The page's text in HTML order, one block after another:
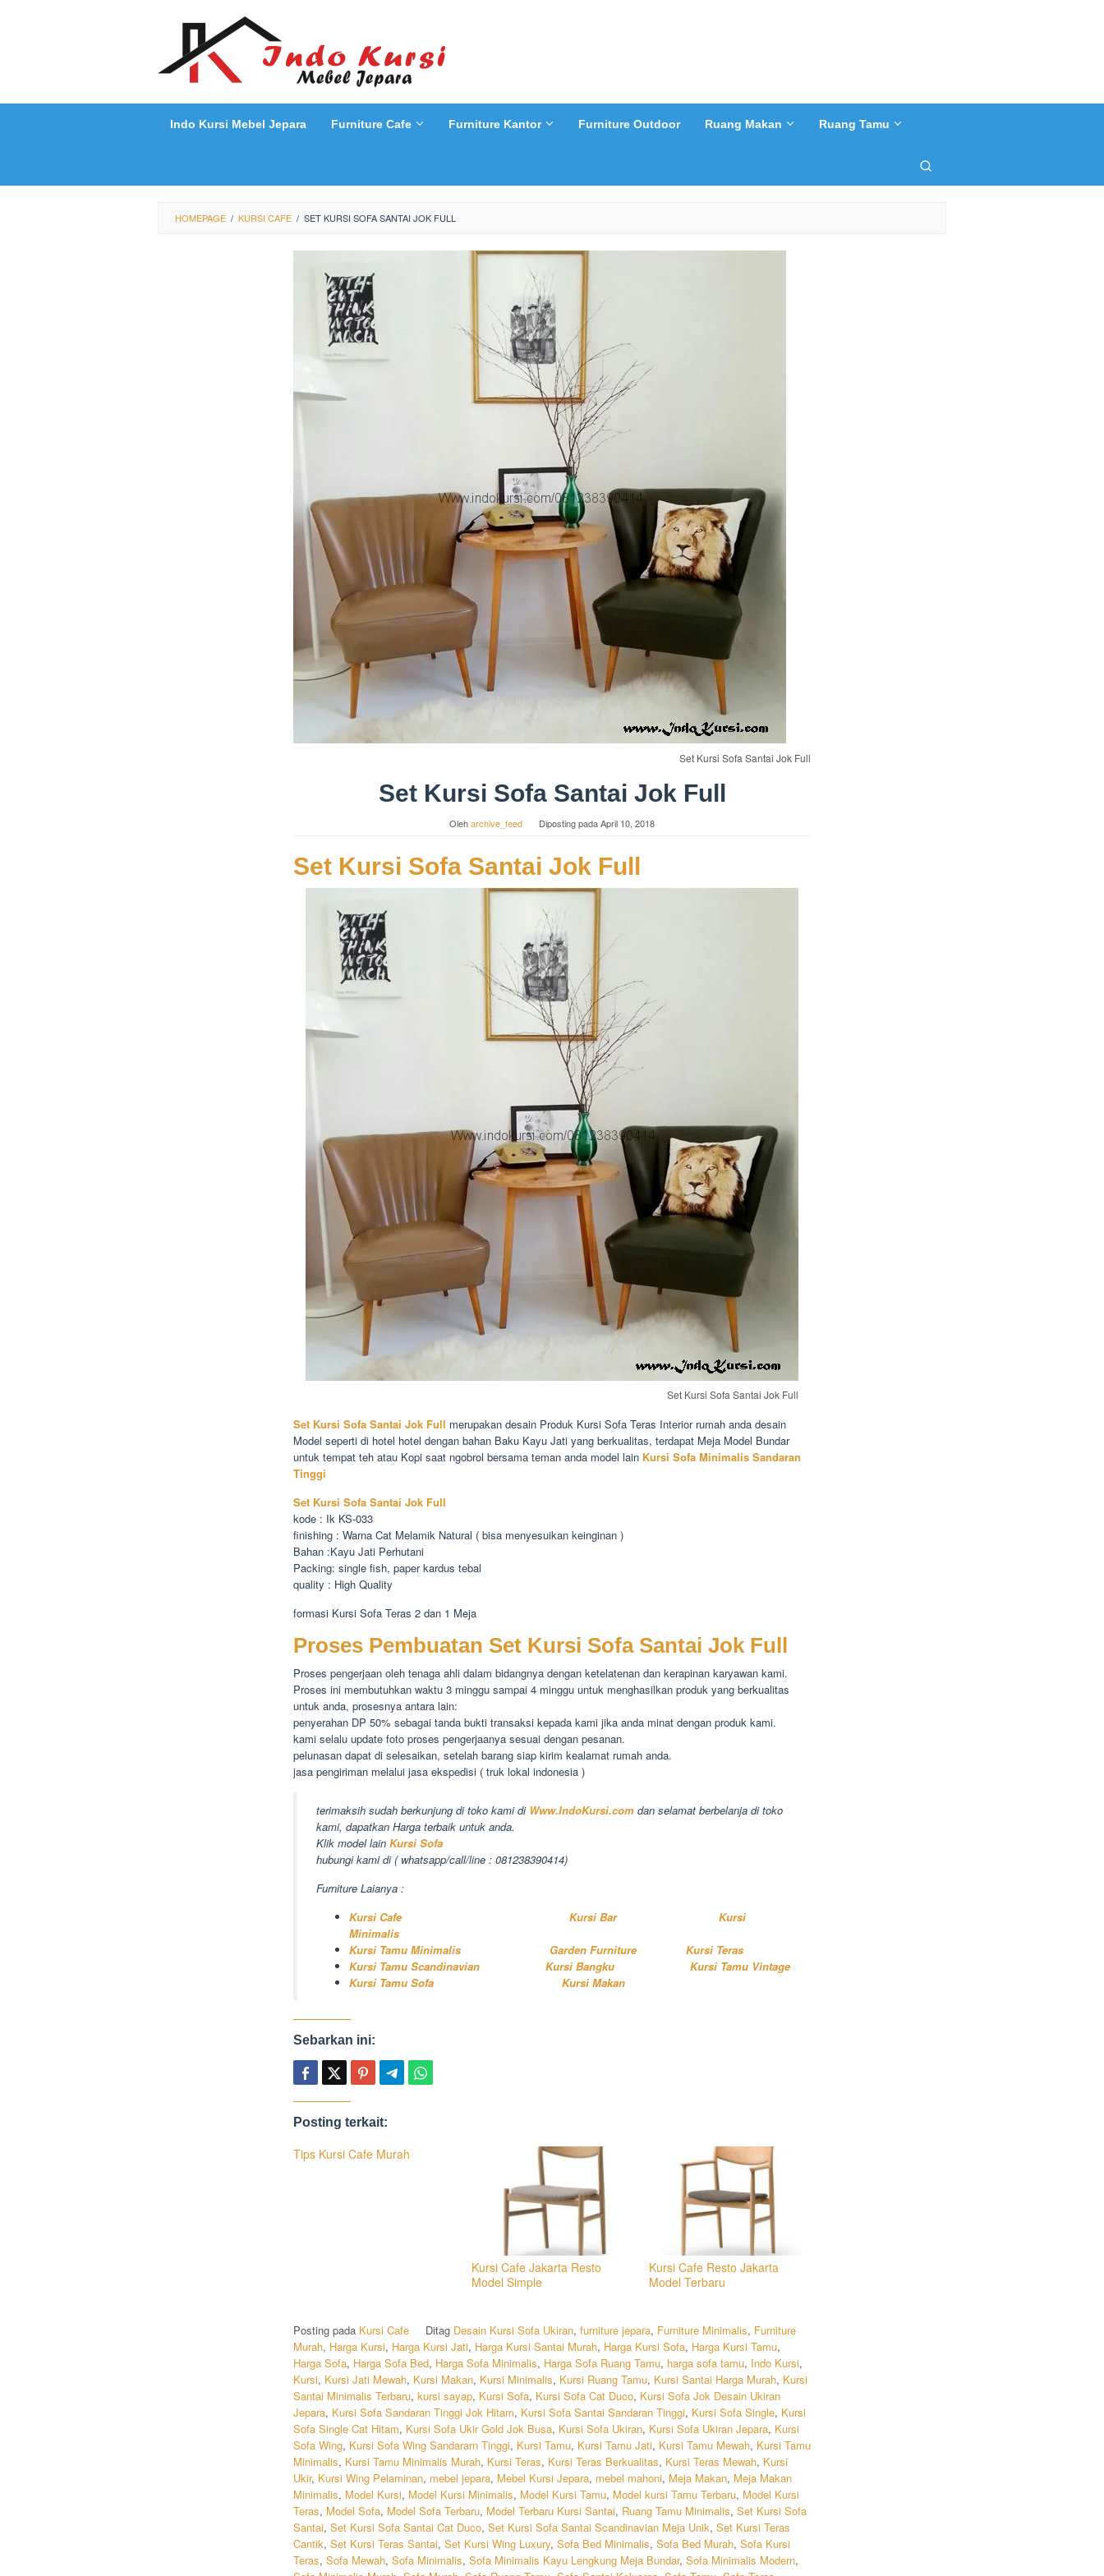
Indo Kursi Mebel Jepara Furniture Cafe Furniture Kantor Furniture Outdoor Ruang Makan Ruang Tamu
HOMEPAGE / KURSI CAFE / SET KURSI SOFA SANTAI JOK FULL
Set Kursi Sofa Santai Jok Full
Set Kursi Sofa Santai Jok Full
Oleharchive_feed Diposting padaApril 10, 2018
Set Kursi Sofa Santai Jok Full
Set Kursi Sofa Santai Jok Full
Set Kursi Sofa Santai Jok Full merupakan desain Produk Kursi Sofa Teras Interior rumah anda desain
Model seperti di hotel hotel dengan bahan Baku Kayu Jati yang berkualitas, terdapat Meja Model Bundar
untuk tempat teh atau Kopi saat ngobrol bersama teman anda model lain Kursi Sofa Minimalis Sandaran
Tinggi
Set Kursi Sofa Santai Jok Full
kode : Ik KS-033
finishing : Warna Cat Melamik Natural ( bisa menyesuikan keinginan )
Bahan :Kayu Jati Perhutani
Packing: single fish, paper kardus tebal
quality : High Quality
formasi Kursi Sofa Teras 2 dan 1 Meja
Proses Pembuatan Set Kursi Sofa Santai Jok Full
Proses pengerjaan oleh tenaga ahli dalam bidangnya dengan ketelatenan dan kerapinan karyawan kami.
Proses ini membutuhkan waktu 3 minggu sampai 4 minggu untuk menghasilkan produk yang berkualitas
untuk anda, prosesnya antara lain:
penyerahan DP 50% sebagai tanda bukti transaksi kepada kami jika anda minat dengan produk kami.
kami selalu update foto proses pengerjaanya sesuai dengan pesanan.
pelunasan dapat di selesaikan, setelah barang siap kirim kealamat rumah anda.
jasa pengiriman melalui jasa ekspedisi ( truk lokal indonesia )
terimaksih sudah berkunjung di toko kami di Www.IndoKursi.com dan selamat berbelanja di toko
kami, dapatkan Harga terbaik untuk anda.
Klik model lain Kursi Sofa
hubungi kami di ( whatsapp/call/line : 081238390414)
Furniture Laianya :
Kursi Cafe
Kursi Bar
Kursi
Minimalis
Kursi Tamu Minimalis
Garden Furniture
Kursi Teras
Kursi Tamu Scandinavian
Kursi Bangku
Kursi Tamu Vintage
Kursi Tamu Sofa
Kursi Makan
Sebarkan ini:
Posting terkait:
Tips Kursi Cafe Murah
Kursi Cafe Jakarta Resto
Model Simple
Kursi Cafe Resto Jakarta
Model Terbaru
Posting pada Kursi Cafe Ditag Desain Kursi Sofa Ukiran, furniture jepara, Furniture Minimalis, Furniture
Murah, Harga Kursi, Harga Kursi Jati, Harga Kursi Santai Murah, Harga Kursi Sofa, Harga Kursi Tamu,
Harga Sofa, Harga Sofa Bed, Harga Sofa Minimalis, Harga Sofa Ruang Tamu, harga sofa tamu, Indo Kursi,
Kursi, Kursi Jati Mewah, Kursi Makan, Kursi Minimalis, Kursi Ruang Tamu, Kursi Santai Harga Murah, Kursi
Santai Minimalis Terbaru, kursi sayap, Kursi Sofa, Kursi Sofa Cat Duco, Kursi Sofa Jok Desain Ukiran
Jepara, Kursi Sofa Sandaran Tinggi Jok Hitam, Kursi Sofa Santai Sandaran Tinggi, Kursi Sofa Single, Kursi
Sofa Single Cat Hitam, Kursi Sofa Ukir Gold Jok Busa, Kursi Sofa Ukiran, Kursi Sofa Ukiran Jepara, Kursi
Sofa Wing, Kursi Sofa Wing Sandararn Tinggi, Kursi Tamu, Kursi Tamu Jati, Kursi Tamu Mewah, Kursi Tamu
Minimalis, Kursi Tamu Minimalis Murah, Kursi Teras, Kursi Teras Berkualitas, Kursi Teras Mewah, Kursi
Ukir, Kursi Wing Pelaminan, mebel jepara, Mebel Kursi Jepara, mebel mahoni, Meja Makan, Meja Makan
Minimalis, Model Kursi, Model Kursi Minimalis, Model Kursi Tamu, Model kursi Tamu Terbaru, Model Kursi
Teras, Model Sofa, Model Sofa Terbaru, Model Terbaru Kursi Santai, Ruang Tamu Minimalis, Set Kursi Sofa
Santai, Set Kursi Sofa Santai Cat Duco, Set Kursi Sofa Santai Scandinavian Meja Unik, Set Kursi Teras
Cantik, Set Kursi Teras Santai, Set Kursi Wing Luxury, Sofa Bed Minimalis, Sofa Bed Murah, Sofa Kursi
Teras, Sofa Mewah, Sofa Minimalis, Sofa Minimalis Kayu Lengkung Meja Bundar, Sofa Minimalis Modern,